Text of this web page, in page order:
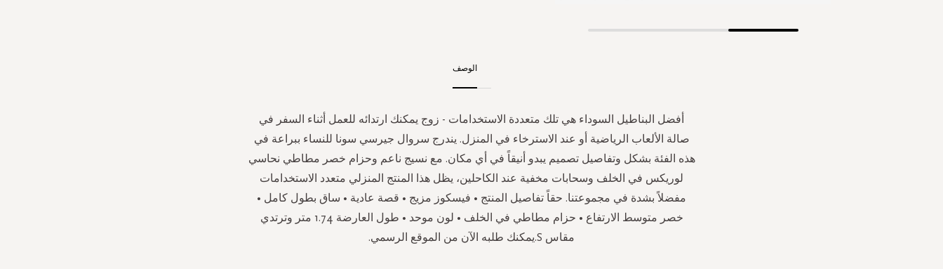
الوصف
أفضل البناطيل السوداء هي تلك متعددة الاستخدامات - زوج يمكنك ارتدائه للعمل أثناء السفر في
صالة الألعاب الرياضية أو عند الاسترخاء في المنزل. يندرج سروال جيرسي سونا للنساء ببراعة في
هذه الفئة بشكل وتفاصيل تصميم يبدو أنيقاً في أي مكان. مع نسيج ناعم وحزام خصر مطاطي نحاسي
لوريكس في الخلف وسحابات مخفية عند الكاحلين، يظل هذا المنتج المنزلي متعدد الاستخدامات
مفضلاً بشدة في مجموعتنا. حقاً تفاصيل المنتج • فيسكوز مزيج • قصة عادية • ساق بطول كامل •
خصر متوسط الارتفاع • حزام مطاطي في الخلف • لون موحد • طول العارضة 1.74 متر وترتدي
مقاس S.يمكنك طلبه الآن من الموقع الرسمي.